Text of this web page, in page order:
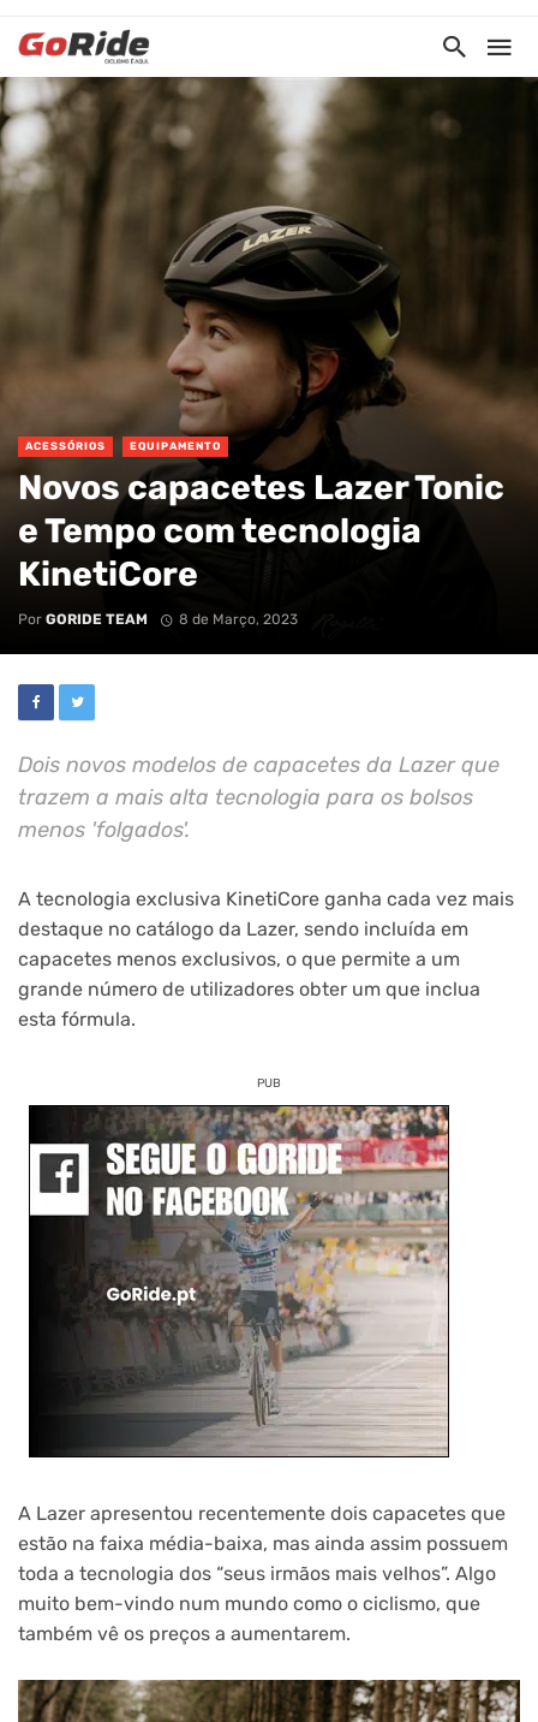
ACESSÓRIOS EQUIPAMENTO
Novos capacetes Lazer Tonic
e Tempo com tecnologia
KinetiCore
Por GORIDE TEAM 8 de Março, 2023
Dois novos modelos de capacetes da Lazer que
trazem a mais alta tecnologia para os bolsos
menos 'folgados'.
A tecnologia exclusiva KinetiCore ganha cada vez mais
destaque no catálogo da Lazer, sendo incluída em
capacetes menos exclusivos, o que permite a um
grande número de utilizadores obter um que inclua
esta fórmula.
PUB
A Lazer apresentou recentemente dois capacetes que
estão na faixa média-baixa, mas ainda assim possuem
toda a tecnologia dos “seus irmãos mais velhos”. Algo
muito bem-vindo num mundo como o ciclismo, que
também vê os preços a aumentarem.